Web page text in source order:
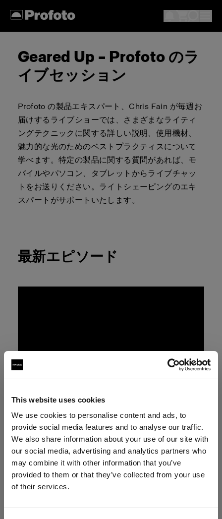
This website uses cookies
We use cookies to personalise content and ads, to
provide social media features and to analyse our traffic.
We also share information about your use of our site with
our social media, advertising and analytics partners who
may combine it with other information that you’ve
provided to them or that they’ve collected from your use
of their services.
地域を変更しますか？
Geared Up – Profoto のラ
イブセッション
Profoto の製品エキスパート、Chris Fain が毎週お
届けするライブショーでは、さまざまなライティ
ングテクニックに関する詳しい説明、使用機材、
魅力的な光のためのベストプラクティスについて
学べます。特定の製品に関する質問があれば、モ
バイルやパソコン、タブレットからライブチャッ
トをお送りください。ライトシェーピングのエキ
スパートがサポートいたします。
最新エピソード
1 つのツールで 2 種類のライトを
Geared Up の今回のエピソードでは、Chris が1つ
のライトシェーピングツールで 2 種類のライトを
作り出す方法について解説しています。どのよう